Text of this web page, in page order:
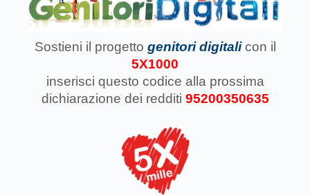
Sostieni il progetto genitori digitali con il
5X1000
inserisci questo codice alla prossima
dichiarazione dei redditi 95200350635